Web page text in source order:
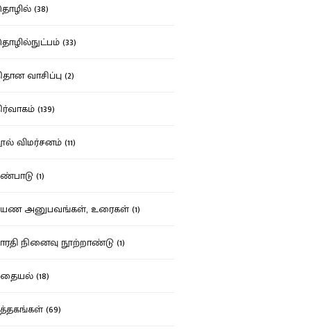
(38)
(33)
வாசிப்பு (2)
(139)
விமர்சனம் (11)
(1)
அனுபவங்கள், உரைகள் (1)
நினைவு நூற்றாண்டு (1)
(18)
(69)